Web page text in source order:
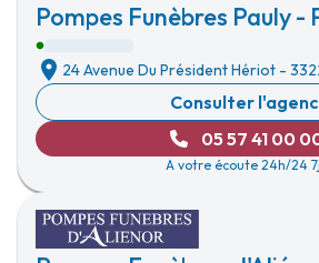
Pompes Funèbres Pauly -
24 Avenue Du Président Hériot -
Consulter
05 57 41 00
A votre écoute 24h/24